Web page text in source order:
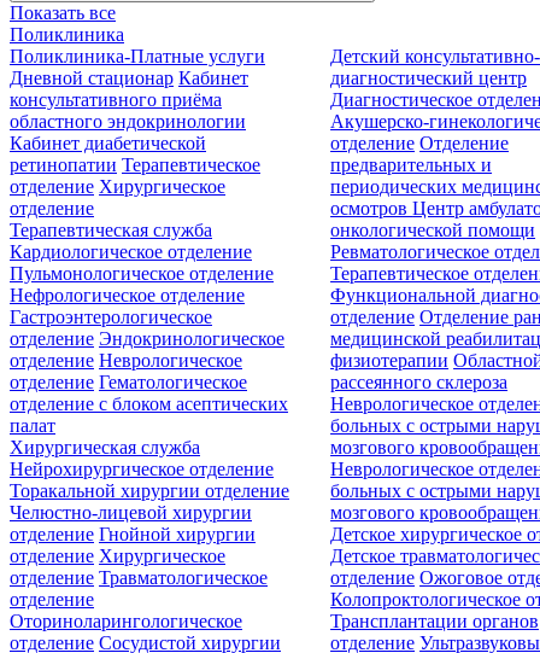
Показать все
Поликлиника
Поликлиника-Платные услуги
Дневной стационар Кабинет
консультативного приёма
областного эндокринологии
Кабинет диабетической
ретинопатии Терапевтическое
отделение Хирургическое
отделение
Детский консультативно-
диагностический центр
Диагностическое
Акушерско-
отделение Отделение
предварительных и
периодических
осмотровЦентр
онкологической помощи
Терапевтическая служба
Кардиологическое отделение
Пульмонологическое отделение
Нефрологическое отделение
Гастроэнтерологическое
отделение Эндокринологическое
отделение Неврологическое
отделение Гематологическое
отделение c блоком асептических
палат
Ревматологическое
Терапевтическое
Функциональной
отделение Отделение
медицинской
физиотерапии
рассеянного склероза
Неврологическое
больных с острыми
мозгового
Неврологическое
больных с острыми
мозгового
Хирургическая служба
Нейрохирургическое отделение
Торакальной хирургии отделение
Челюстно-лицевой хирургии
отделение Гнойной хирургии
отделение Хирургическое
отделение Травматологическое
отделение
Оториноларингологическое
отделение Сосудистой хирургии
Детское хирургическое
Детское
отделение Ожоговое
Колопроктологическое
Трансплантации органов
отделение